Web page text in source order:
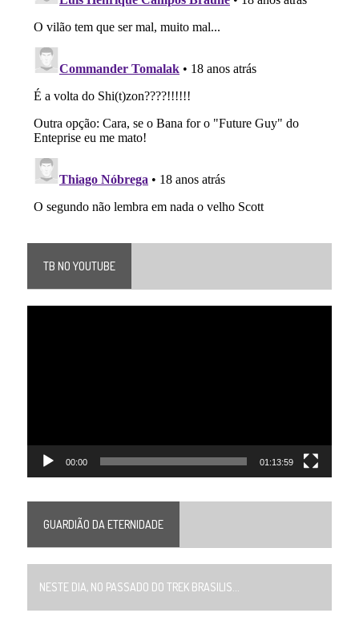
TB NO YOUTUBE
00:00 01:13:59
GUARDIÃO DA ETERNIDADE
NESTE DIA, NO PASSADO DO TREK BRASILIS...